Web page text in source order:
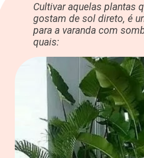
Cultivar aquelas plantas
gostam de sol direto, é
para a varanda com
quais: